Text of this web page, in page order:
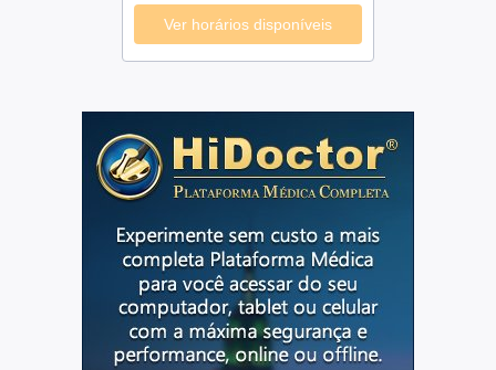
Ver horários disponíveis